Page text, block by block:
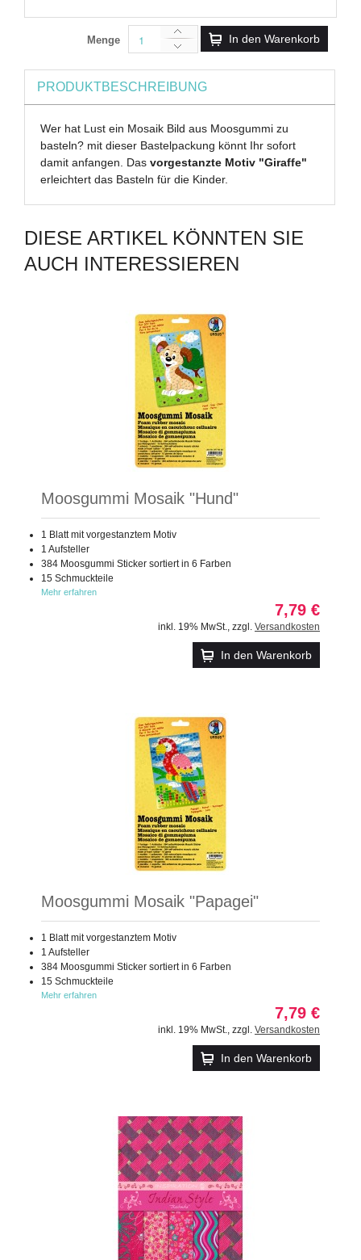
Menge In den Warenkorb
PRODUKTBESCHREIBUNG
Wer hat Lust ein Mosaik Bild aus Moosgummi zu
basteln? mit dieser Bastelpackung könnt Ihr sofort
damit anfangen. Dasvorgestanzte Motiv "Giraffe"
erleichtert das Basteln für die Kinder.
DIESE ARTIKEL KÖNNTEN SIE
AUCH INTERESSIEREN
Moosgummi Mosaik "Hund"
1 Blatt mit vorgestanztem Motiv
1 Aufsteller
384 Moosgummi Sticker sortiert in 6 Farben
15 Schmuckteile
Mehr erfahren
7,79 €
inkl. 19% MwSt. zzgl. Versandkosten
In den Warenkorb
Moosgummi Mosaik "Papagei"
1 Blatt mit vorgestanztem Motiv
1 Aufsteller
384 Moosgummi Sticker sortiert in 6 Farben
15 Schmuckteile
Mehr erfahren
7,79 €
inkl. 19% MwSt. zzgl. Versandkosten
In den Warenkorb